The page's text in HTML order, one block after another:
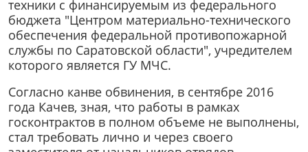
техники с финансируемым из федерального
бюджета "Центром материально-технического
обеспечения федеральной противопожарной
службы по Саратовской области", учредителем
которого является ГУ МЧС.
Согласно канве обвинения, в сентябре 2016
года Качев, зная, что работы в рамках
госконтрактов в полном объеме не выполнены,
стал требовать лично и через своего